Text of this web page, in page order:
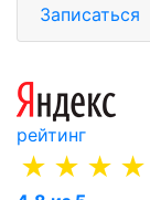
Записаться
рейтинг